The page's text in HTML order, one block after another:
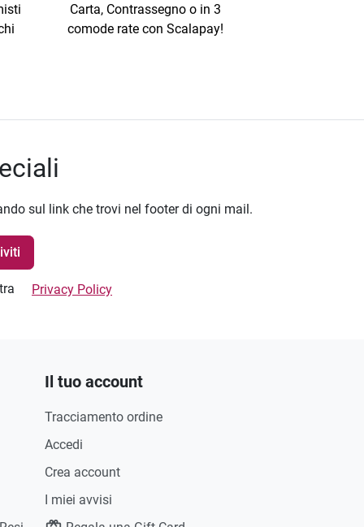
Carta, Contrassegno o in 3
comode rate con Scalapay!
sul link che trovi nel footer di ogni mail.
Privacy Policy
Il tuo account
Tracciamento ordine
Accedi
Crea account
I miei avvisi